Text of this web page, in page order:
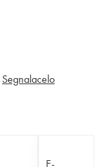
Segnalacelo
E-